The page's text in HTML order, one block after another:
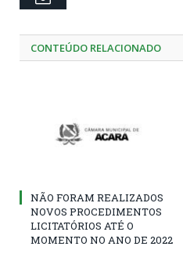
CONTEÚDO RELACIONADO
NÃO FORAM REALIZADOS
NOVOS PROCEDIMENTOS
LICITATÓRIOS ATÉ O
MOMENTO NO ANO DE 2022